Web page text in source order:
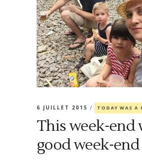
6 JUILLET 2015 TODAY WAS A
This week-end
good week-